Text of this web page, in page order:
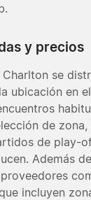
y precios
se
ubicación en
de zona,
de play-
Además
incluyen